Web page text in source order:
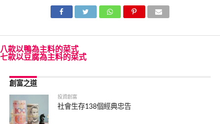
八款以鴨為主料的菜式
七款以豆腐為主料的菜式
創富之道
投資創富
社會生存138個經典忠告